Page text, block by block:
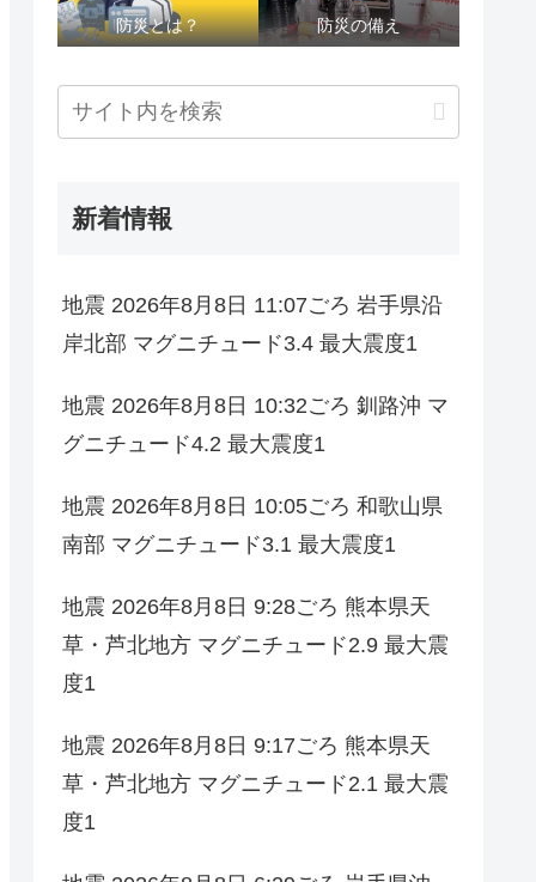
防災とは？ 防災の備え
新着情報
地震 2026年8月8日 11:07ごろ 岩手県沿
岸北部 マグニチュード3.4 最大震度1
地震 2026年8月8日 10:32ごろ 釧路沖 マ
グニチュード4.2 最大震度1
地震 2026年8月8日 10:05ごろ 和歌山県
南部 マグニチュード3.1 最大震度1
地震 2026年8月8日 9:28ごろ 熊本県天
草・芦北地方 マグニチュード2.9 最大震
度1
地震 2026年8月8日 9:17ごろ 熊本県天
草・芦北地方 マグニチュード2.1 最大震
度1